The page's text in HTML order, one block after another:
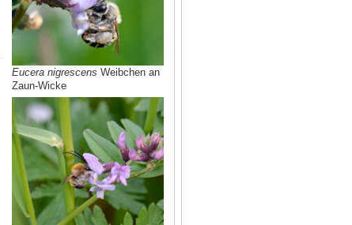
Eucera nigrescens Weibchen an
Zaun-Wicke